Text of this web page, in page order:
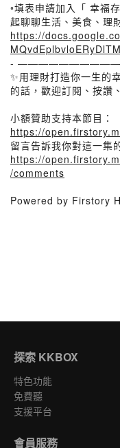
◦填表申請加入「 幸福
起聊聊生活、美食、理
https://
-
✨用理財打造你一生的
的話，歡迎訂閱、按讚
小額贊助支持本節目：
https://
留言告訴我你對這一集
https://
/comments
Powered by Firstory
探索 KKBOX
特色功能
免費聽
支援平台
會員服務